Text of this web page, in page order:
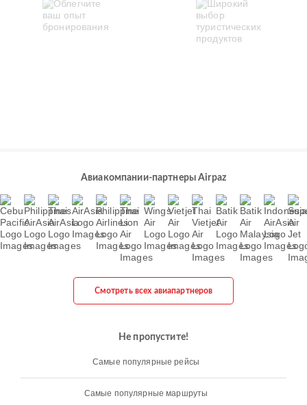
Авиакомпании-партнеры Airpaz
Смотреть всех авиапартнеров
Не пропустите!
Самые популярные рейсы
Самые популярные маршруты